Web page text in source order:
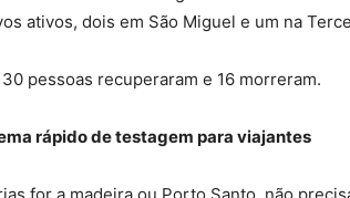
ativos, dois em São Miguel e um na
pessoas recuperaram e 16 morreram.
rápido de testagem para viajantes